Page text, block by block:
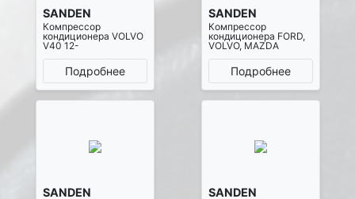
SANDEN
Компрессор
кондиционера VOLVO
V40 12-
Подробнее
SANDEN
Компрессор
кондиционера FORD,
VOLVO, MAZDA
Подробнее
SANDEN SANDEN